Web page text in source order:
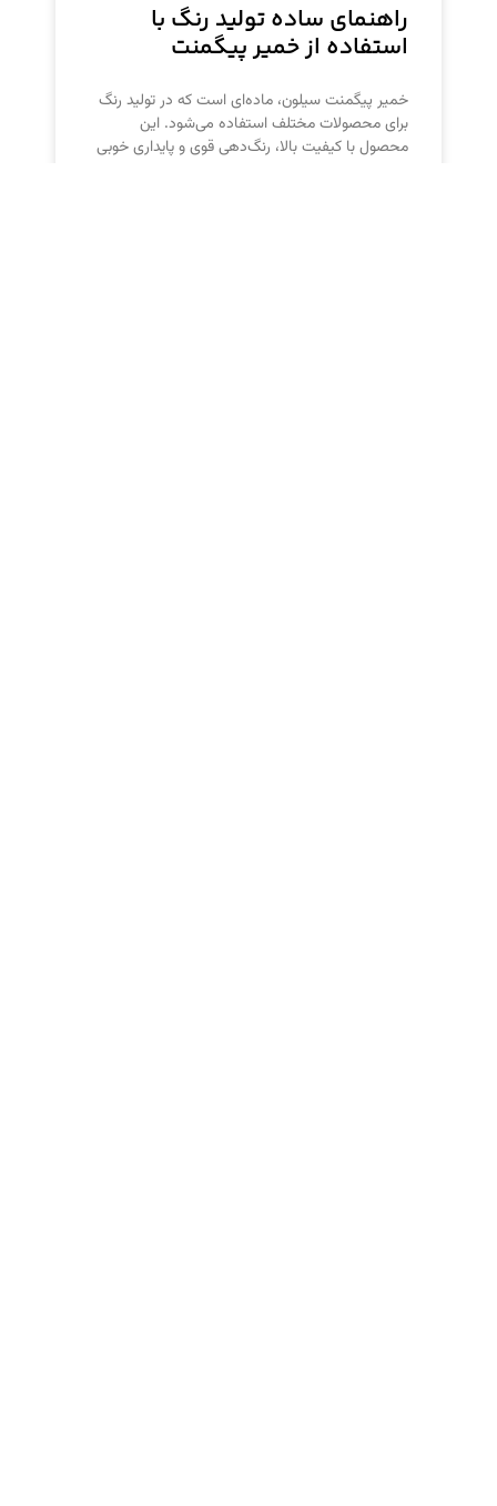
راهنمای ساده تولید رنگ با
استفاده از خمیر پیگمنت
خمیر پیگمنت سیلون، ماده‌ای است که در تولید رنگ
برای محصولات مختلف استفاده می‌شود. این
محصول با کیفیت بالا، رنگ‌دهی قوی و پایداری خوبی